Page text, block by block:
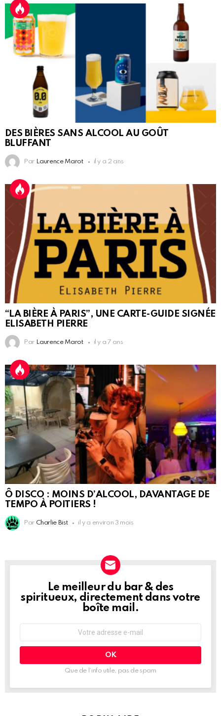
DES BIÈRES SANS ALCOOL AU GOÛT
BLUFFANT
Par Laurence Marot il y a 2 ans
“LA BIÈRE À PARIS”, UNE CARTE-GUIDE SIGNÉE
ELISABETH PIERRE
Par Laurence Marot il y a 7 ans
Ô DISCO : MOINS D’ALCOOL, DAVANTAGE DE
TEMPO À POITIERS !
Par Charlie Bist il y a environ 3 mois
NEWSLETTER
Le meilleur du bar & des
spiritueux, directement dans votre
boîte mail.
mail
Que de l’info utile, pas de spam